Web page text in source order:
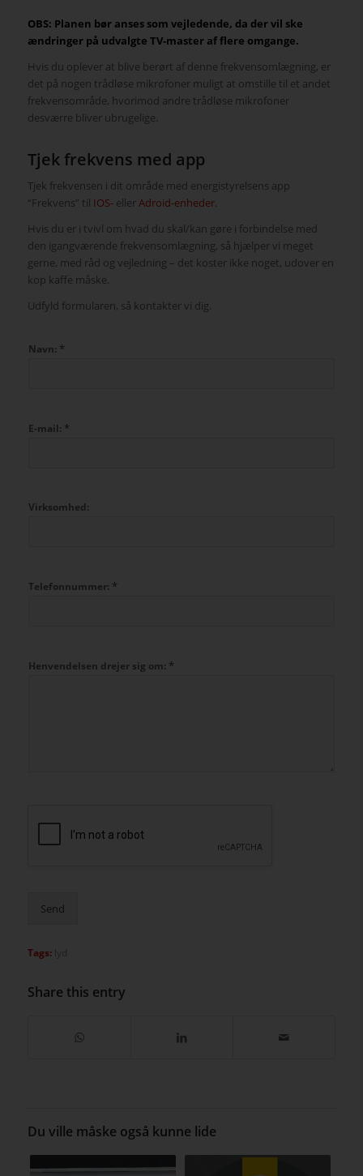
OBS: Planen bør anses som vejledende, da der vil ske
ændringer på udvalgte TV-master af flere omgange.
Hvis du oplever at blive berørt af denne frekvensomlægning, er
det på nogen trådløse mikrofoner muligt at omstille til et andet
frekvensområde, hvorimod andre trådløse mikrofoner
desværre bliver ubrugelige.
Tjek frekvens med app
Tjek frekvensen i dit område med energistyrelsens app
“Frekvens” til IOS-ellerAdroid-enheder.
Hvis du er i tvivl om hvad du skal/kan gøre i forbindelse med
den igangværende frekvensomlægning, så hjælper vi meget
gerne, med råd og vejledning – det koster ikke noget, udover en
kop kaffe måske.
Udfyld formularen, så kontakter vi dig.
Navn: *
E-mail: *
Virksomhed:
Telefonnummer: *
Henvendelsen drejer sig om: *
Send
Tags:
Share this entry
Du ville måske også kunne lide